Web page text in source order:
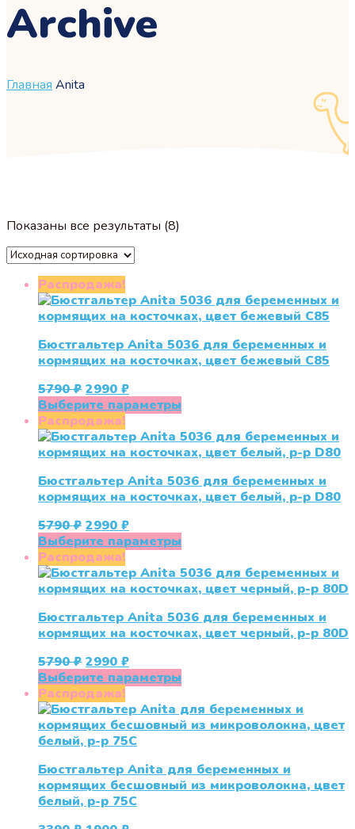
Archive
Главная Anita
Показаны все результаты (8)
Распродажа!
Бюстгальтер Anita 5036 для беременных и
кормящих на косточках, цвет бежевый С85
5790₽ Первоначальная
цена
составляла
5790 ₽.
2990 ₽Текущая
цена:
Выберите параметры
имеет
несколько
Опции
можно
на
странице
Распродажа!
Бюстгальтер Anita 5036 для беременных и
кормящих на косточках, цвет белый, р-р D80
5790₽ Первоначальная
цена
составляла
5790 ₽.
2990 ₽Текущая
цена:
Выберите параметры
имеет
несколько
Опции
можно
на
странице
Распродажа!
Бюстгальтер Anita 5036 для беременных и
кормящих на косточках, цвет черный, р-р 80D
5790₽ Первоначальная
цена
составляла
5790 ₽.
2990 ₽Текущая
цена:
Выберите параметры
имеет
несколько
можно
выбрать
Распродажа!
Бюстгальтер Anita для беременных и
кормящих бесшовный из микроволокна, цвет
белый, р-р 75C